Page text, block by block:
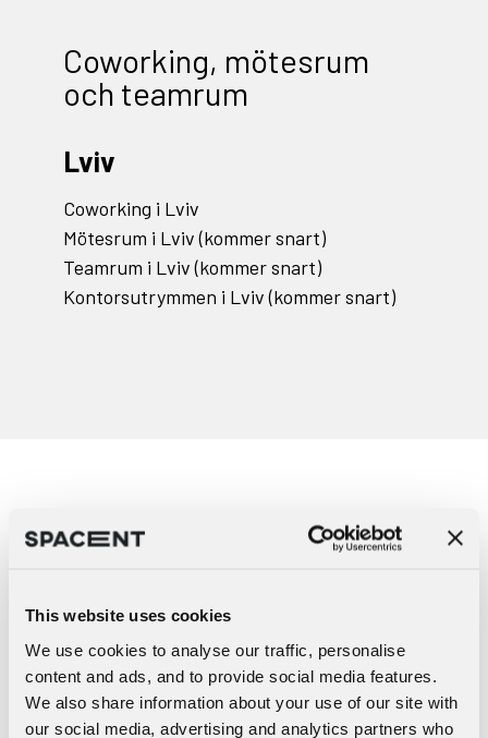
This website uses cookies
We use cookies to analyse our traffic, personalise
content and ads, and to provide social media features.
We also share information about your use of our site with
our social media, advertising and analytics partners who
Coworking, mötesrum
och teamrum
Lviv
Coworking i Lviv
Mötesrum i Lviv (kommer snart)
Teamrum i Lviv (kommer snart)
Kontorsutrymmen i Lviv (kommer snart)
Redo att ge ditt team flexibla
Tjänster